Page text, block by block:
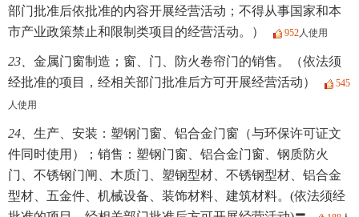
部门批准后依批准的内容开展经营活动；不得从事国家和本
市产业政策禁止和限制类项目的经营活动。）
952人使用
23、 金属门窗制造；窗、门、防火卷帘门的销售。（依法须
经批准的项目，经相关部门批准后方可开展经营活动）
545
人使用
24、 生产、安装：塑钢门窗、铝合金门窗（与环保许可证文
件同时使用）；销售：塑钢门窗、铝合金门窗、钢质防火
门、不锈钢门闸、木质门、塑钢型材、不锈钢型材、铝合金
型材、五金件、机械设备、装饰材料、建筑材料。(依法须经